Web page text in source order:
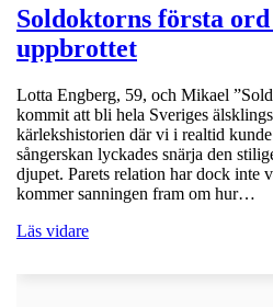
Soldoktorns första
uppbrottet
Lotta Engberg, 59, och Mikael
kommit att bli hela Sveriges
kärlekshistorien där vi i realtid
sångerskan lyckades snärja den
djupet. Parets relation har dock inte
kommer sanningen fram om hur…
Läs vidare